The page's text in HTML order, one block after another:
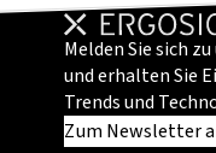
Melden Sie sich
und erhalten Sie
Trends und
Zum Newsletter